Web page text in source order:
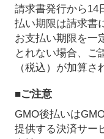
請求書発行から14
払い期限は請求書
お支払い期限を一
とれない場合、ご
（税込）が加算さ
■ご注意
GMO後払いは
提供する決済サー